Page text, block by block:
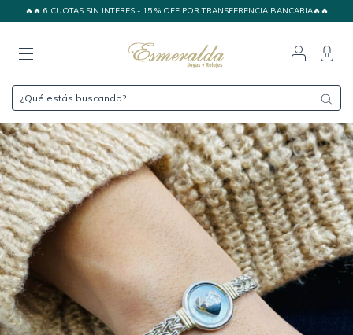
🔥🔥 6 CUOTAS SIN INTERES - 15 % OFF POR TRANSFERENCIA BANCARIA🔥🔥
0